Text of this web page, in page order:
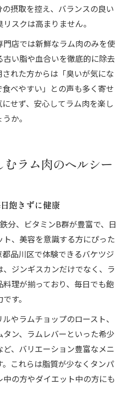
摂取を控え、バランスの良い
スクは高まりません。
門店では新鮮なラム肉のみを使
い脂や血合いを徹底的に除去
れた方からは「臭いが気にな
べやすい」との声も多く寄せ
せず、安心してラム肉を楽し
か。
むラム肉のヘルシー
飽きずに健康
分、ビタミンB群が豊富で、日
、美容を意識する方にぴった
品川区で体験できるバケツジ
ジンギスカンだけでなく、ラ
理が揃っており、毎日でも飽
す。
やラムチョップのロースト、
ン、ラムレバーといった希少
、バリエーション豊富なメニ
これらは脂質が少なくタンパ
の方やダイエット中の方にも